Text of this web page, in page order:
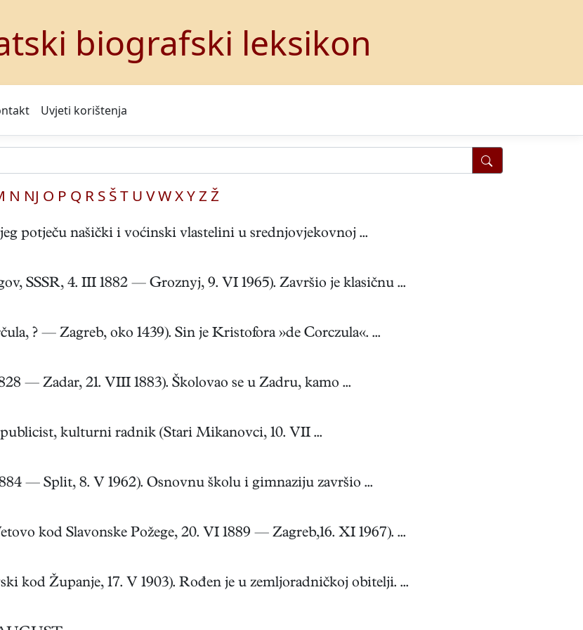
biografski leksikon
Uvjeti korištenja
N NJ O P Q R S ŠT U VWXYZ Ž
potječu našički i voćinski vlastelini u srednjovjekovnoj ...
SSSR, 4. III 1882 — Groznyj, 9. VI 1965). Završio je klasičnu ...
? — Zagreb, oko 1439). Sin je Kristofora »de Corczula«. ...
— Zadar, 21. VIII 1883). Školovao se u Zadru, kamo ...
kulturni radnik (Stari Mikanovci, 10. VII ...
— Split, 8. V 1962). Osnovnu školu i gimnaziju završio ...
kod Slavonske Požege, 20. VI 1889 — Zagreb,16. XI 1967). ...
kod Županje, 17. V 1903). Rođen je u zemljoradničkoj obitelji. ...